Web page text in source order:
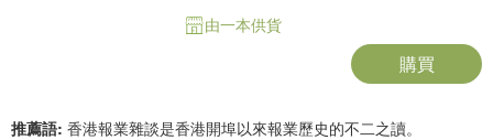
由一本供貨
購買
推薦語: 香港報業雜談是香港開埠以來報業歷史的不二之讀。